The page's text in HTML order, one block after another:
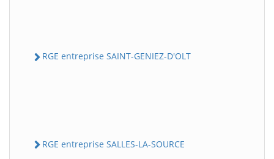
RGE entreprise SAINT-GENIEZ-D'OLT
RGE entreprise SALLES-LA-SOURCE